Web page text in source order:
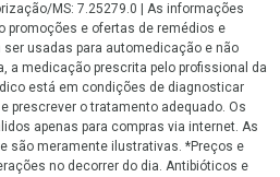
MS: 7.25279.0 | As informações
promoções e ofertas de remédios e
usadas para automedicação e não
a medicação prescrita pelo profissional da
está em condições de diagnosticar
prescrever o tratamento adequado. Os
apenas para compras via internet. As
são meramente ilustrativas. *Preços e
no decorrer do dia. Antibióticos e